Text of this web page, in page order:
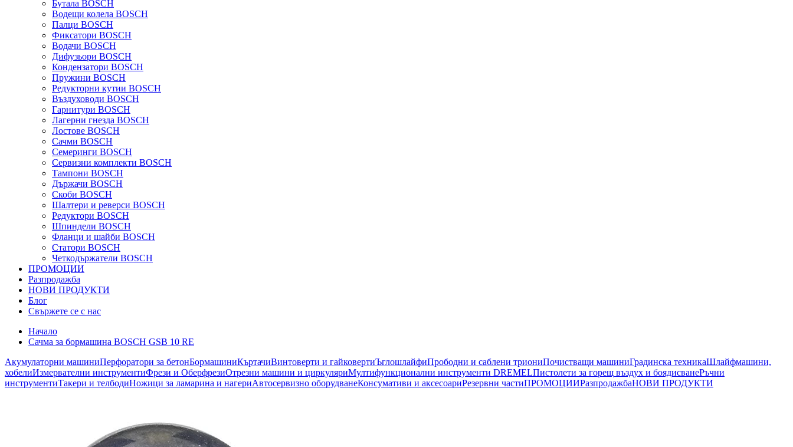
Бутала BOSCH
Водещи колела BOSCH
Палци BOSCH
Фиксатори BOSCH
Водачи BOSCH
Дифузьори BOSCH
Кондензатори BOSCH
Пружини BOSCH
Редукторни кутии BOSCH
Въздуховоди BOSCH
Гарнитури BOSCH
Лагерни гнезда BOSCH
Лостове BOSCH
Сачми BOSCH
Семеринги BOSCH
Сервизни комплекти BOSCH
Тампони BOSCH
Държачи BOSCH
Скоби BOSCH
Шалтери и реверси BOSCH
Редуктори BOSCH
Шпиндели BOSCH
Фланци и шайби BOSCH
Статори BOSCH
Четкодържатели BOSCH
ПРОМОЦИИ
Разпродажба
НОВИ ПРОДУКТИ
Блог
Свържете се с нас
Начало
Сачма за бормашина BOSCH GSB 10 RE
Акумулаторни машиниПерфоратори за бетонБормашиниКъртачиВинтоверти и гайковертиЪглошлайфиПрободни и саблени триониПочистващи машиниГрадинска техникаШлайфмашини,
хобелиИзмервателни инструментиФрези и ОберфрезиОтрезни машини и циркуляриМултифункционални инструменти DREMELПистолети за горещ въздух и боядисванеРъчни
инструментиТакери и телбодиНожици за ламарина и нагериАвтосервизно оборудванеКонсумативи и аксесоариРезервни частиПРОМОЦИИРазпродажбаНОВИ ПРОДУКТИ